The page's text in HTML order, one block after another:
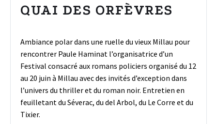
QUAI DES ORFÈVRES
Ambiance polar dans une ruelle du vieux Millau pour
rencontrer Paule Haminat l’organisatrice d’un
Festival consacré aux romans policiers organisé du 12
au 20 juin à Millau avec des invités d’exception dans
l’univers du thriller et du roman noir. Entretien en
feuilletant du Séverac, du del Arbol, du Le Corre et du
Tixier.